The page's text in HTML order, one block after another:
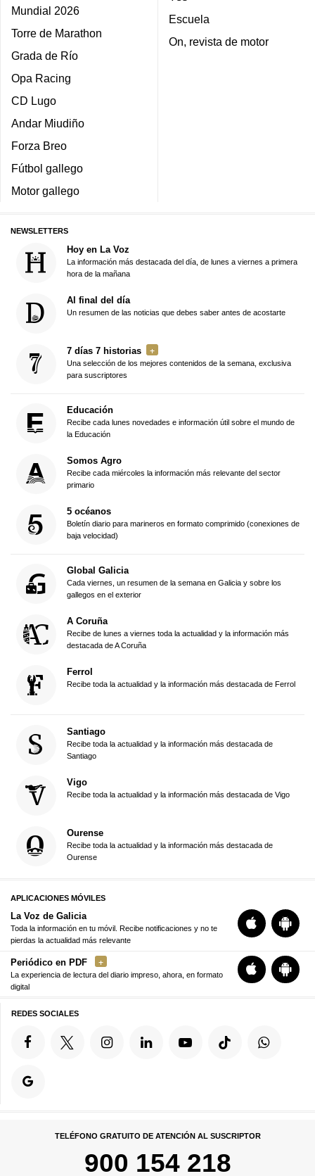
Mundial 2026
Torre de Marathon
Grada de Río
Opa Racing
CD Lugo
Andar Miudiño
Forza Breo
Fútbol gallego
Motor gallego
Escuela
On, revista de motor
NEWSLETTERS
Hoy en La Voz
La información más destacada del día, de lunes a viernes a primera
hora de la mañana
Al final del día
Un resumen de las noticias que debes saber antes de acostarte
7 días 7 historias
Una selección de los mejores contenidos de la semana, exclusiva
para suscriptores
Educación
Recibe cada lunes novedades e información útil sobre el mundo de
la Educación
Somos Agro
Recibe cada miércoles la información más relevante del sector
primario
5 océanos
Boletín diario para marineros en formato comprimido (conexiones de
baja velocidad)
Global Galicia
Cada viernes, un resumen de la semana en Galicia y sobre los
gallegos en el exterior
A Coruña
Recibe de lunes a viernes toda la actualidad y la información más
destacada de A Coruña
Ferrol
Recibe toda la actualidad y la información más destacada de Ferrol
Santiago
Recibe toda la actualidad y la información más destacada de
Santiago
Vigo
Recibe toda la actualidad y la información más destacada de Vigo
Ourense
Recibe toda la actualidad y la información más destacada de
Ourense
APLICACIONES MÓVILES
La Voz de Galicia
Toda la información en tu móvil. Recibe notificaciones y no te
pierdas la actualidad más relevante
Periódico en PDF
La experiencia de lectura del diario impreso, ahora, en formato
digital
REDES SOCIALES
TELÉFONO GRATUITO DE ATENCIÓN AL SUSCRIPTOR
900 154 218